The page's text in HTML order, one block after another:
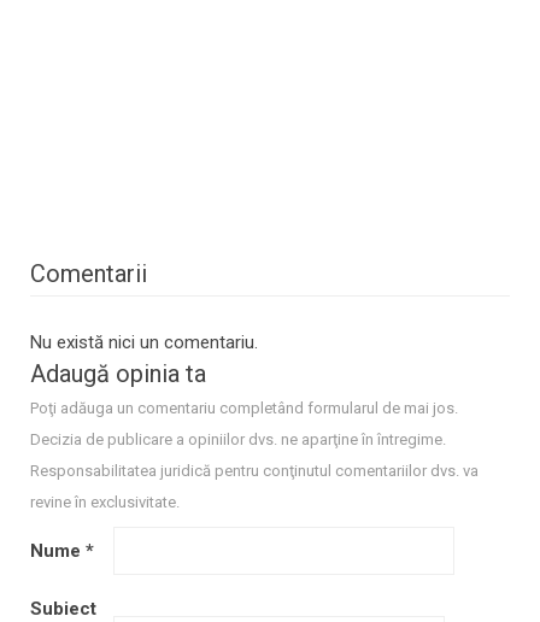
Comentarii
Nu există nici un comentariu.
Adaugă opinia ta
Poţi adăuga un comentariu completând formularul de mai jos.
Decizia de publicare a opiniilor dvs. ne aparţine în întregime.
Responsabilitatea juridică pentru conţinutul comentariilor dvs. va
revine în exclusivitate.
Nume *
Subiect